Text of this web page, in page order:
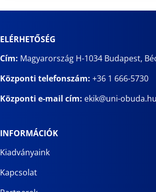
ELÉRHETŐSÉG
Cím: Magyarország H-1034 Budapest,
Központi telefonszám: +36 1 666-5730
Központi e-mail cím: ekik@uni-obuda.hu
INFORMÁCIÓK
Kiadványaink
Kapcsolat